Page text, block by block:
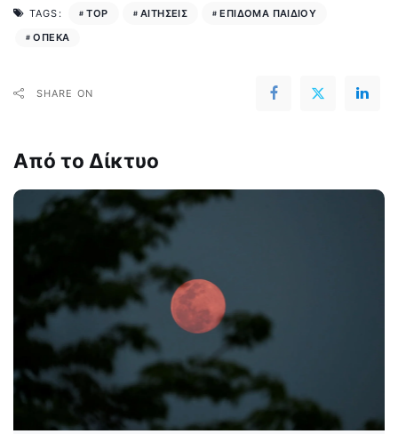
TAGS: TOP ΑΙΤΗΣΕΙΣ
ΕΠΙΔΟΜΑ ΠΑΙΔΙΟΥ
ΟΠΕΚΑ
SHARE ON
Από το Δίκτυο